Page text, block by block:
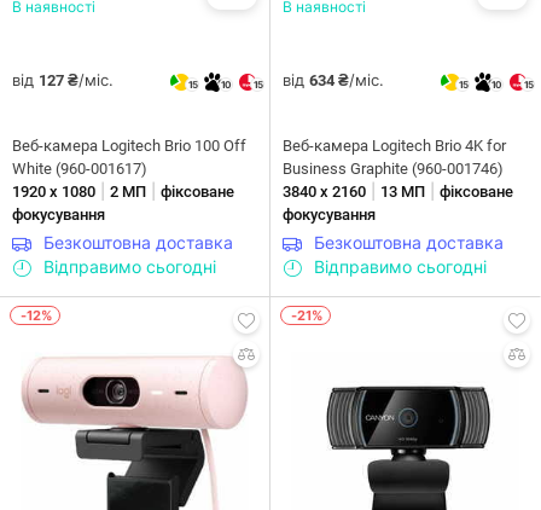
В наявності
від 127 ₴/міс. 15 10 15
Веб-камера Logitech Brio 100 Off
White (960-001617)
1920 х 1080
2 МП
фіксоване
фокусування
Безкоштовна доставка
Відправимо сьогодні
В наявності
від 634 ₴/міс. 15 10 15
Веб-камера Logitech Brio 4K for
Business Graphite (960-001746)
3840 х 2160
13 МП
фіксоване
фокусування
Безкоштовна доставка
Відправимо сьогодні
-12% -21%